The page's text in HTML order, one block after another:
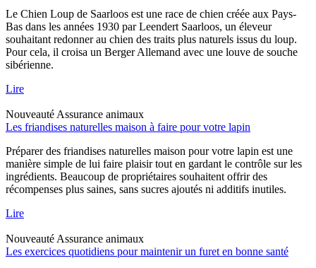
Le Chien Loup de Saarloos est une race de chien créée aux Pays-
Bas dans les années 1930 par Leendert Saarloos, un éleveur
souhaitant redonner au chien des traits plus naturels issus du loup.
Pour cela, il croisa un Berger Allemand avec une louve de souche
sibérienne.
Lire
Nouveauté Assurance animaux
Les friandises naturelles maison à faire pour votre lapin
Préparer des friandises naturelles maison pour votre lapin est une
manière simple de lui faire plaisir tout en gardant le contrôle sur les
ingrédients. Beaucoup de propriétaires souhaitent offrir des
récompenses plus saines, sans sucres ajoutés ni additifs inutiles.
Lire
Nouveauté Assurance animaux
Les exercices quotidiens pour maintenir un furet en bonne santé